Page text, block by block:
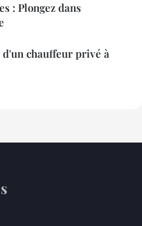
: Plongez dans
d'un chauffeur privé à